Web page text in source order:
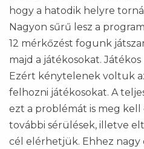
hogy a hatodik helyre
Nagyon sűrű lesz a
12 mérkőzést fogunk
majd a játékosokat.
Ezért kénytelenek voltuk
felhozni játékosokat. A
ezt a problémát is meg
további sérülések, illetve
cél elérhetjük. Ehhez nagy